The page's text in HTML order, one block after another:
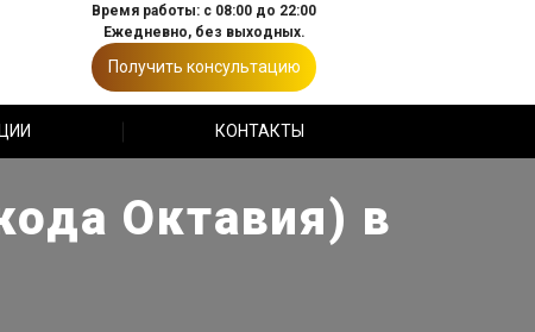
Время работы: с 08:00 до 22:00
Ежедневно, без выходных.
Получить консультацию
КОНТАКТЫ
Октавия) в